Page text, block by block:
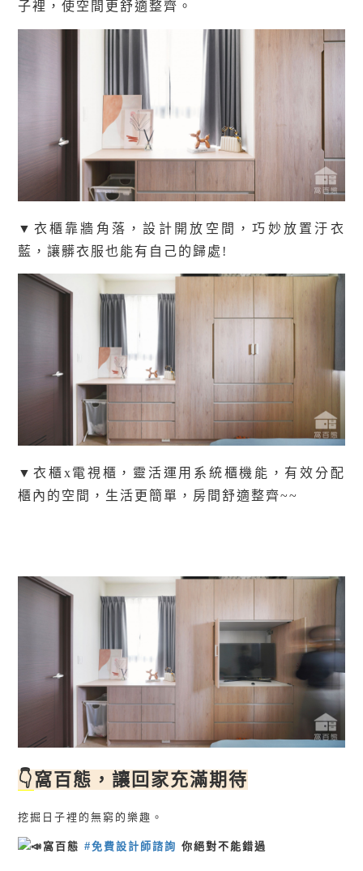
子裡，使空間更舒適整齊。
▼衣櫃靠牆角落，設計開放空間，巧妙放置汙衣
藍，讓髒衣服也能有自己的歸處!
▼衣櫃x電視櫃，靈活運用系統櫃機能，有效分配
櫃內的空間，生活更簡單，房間舒適整齊~~
👇窩百態，讓回家充滿期待
挖掘日子裡的無窮的樂趣。
窩百態#免費設計師諮詢 你絕對不能錯過